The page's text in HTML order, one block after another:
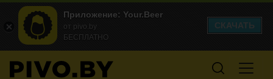
Приложение: Your.Beer
от pivo.by
БЕСПЛАТНО
СКАЧАТЬ